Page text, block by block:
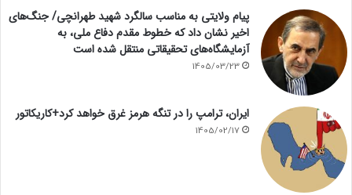
پیام ولایتی به مناسب سالگرد شهید طهرانچی/ جنگ‌های
اخیر نشان داد که خطوط مقدم دفاع ملی، به
آزمایشگاه‌های تحقیقاتی منتقل شده است
1405/03/23
ایران، ترامپ را در تنگه هرمز غرق خواهد کرد+کاریکاتور
1405/02/17